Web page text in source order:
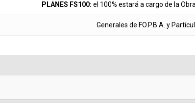
PLANES FS100: el 100% estará a cargo de la
Generales de FO.P.B.A. y